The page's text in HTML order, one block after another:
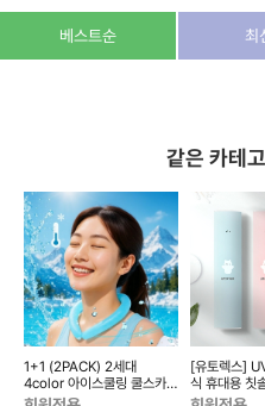
상호/대표자 (주) 동이커머스
이메일
소재지 경기도 고양시 덕
베스트순 최
같은 카테
1+1 (2PACK) 2세대
4color 아이스쿨링 쿨스카프
넥쿨러 냉감 등산 넥밴드 얼
[유토렉스]
식 휴대용 칫
UTC-29